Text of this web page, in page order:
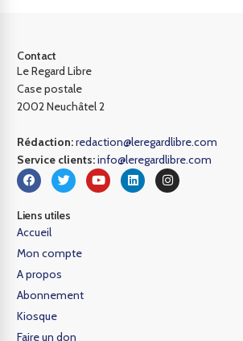
Contact
Le Regard Libre
Case postale
2002 Neuchâtel 2
Rédaction:redaction@leregardlibre.com
Service clients:info@leregardlibre.com
Liens utiles
Accueil
Mon compte
A propos
Abonnement
Kiosque
Faire un don